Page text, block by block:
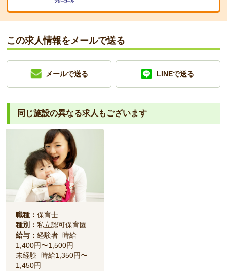
この求人情報をメールで送る
メールで送る LINEで送る
同じ施設の異なる求人もございます
職種： 保育士
種別： 私立認可保育園
給与： 経験者 時給
1,400円〜1,500円
未経験 時給1,350円〜
1,450円